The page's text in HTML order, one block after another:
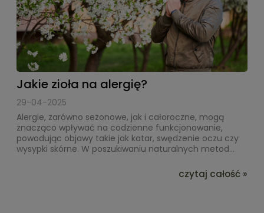
Jakie zioła na alergię?
29-04-2025
Alergie, zarówno sezonowe, jak i całoroczne, mogą
znacząco wpływać na codzienne funkcjonowanie,
powodując objawy takie jak katar, swędzenie oczu czy
wysypki skórne. W poszukiwaniu naturalnych metod...
czytaj całość »